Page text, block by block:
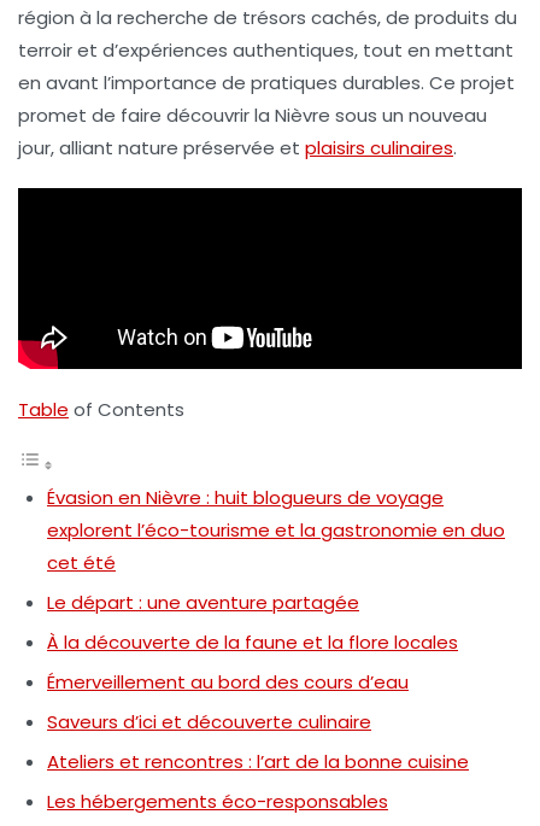
région à la recherche de trésors cachés, de produits du
terroir et d’expériences authentiques, tout en mettant
en avant l’importance de pratiques durables. Ce projet
promet de faire découvrir la Nièvre sous un nouveau
jour, alliant nature préservée et plaisirs culinaires.
Table of Contents
Évasion en Nièvre : huit blogueurs de voyage
explorent l’éco-tourisme et la gastronomie en duo
cet été
Le départ : une aventure partagée
À la découverte de la faune et la flore locales
Émerveillement au bord des cours d’eau
Saveurs d’ici et découverte culinaire
Ateliers et rencontres : l’art de la bonne cuisine
Les hébergements éco-responsables